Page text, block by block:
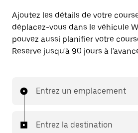
Ajoutez les détails de votre
déplacez-vous dans le véhicule
pouvez aussi planifier votre
Reserve jusqu'à 90 jours à
Entrez un emplacement
Entrez la destination